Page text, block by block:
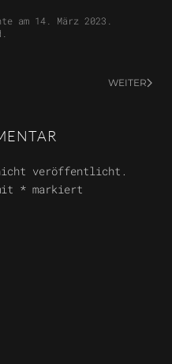
am 14. März 2023
WEITER
veröffentlicht.
* markiert